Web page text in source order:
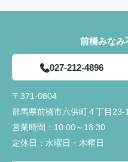
前橋みなみ
027-212-4896
〒371-0804
群馬県前橋市六供町４丁目
営業時間： 10:00～18:30
定休日： 水曜日・木曜日